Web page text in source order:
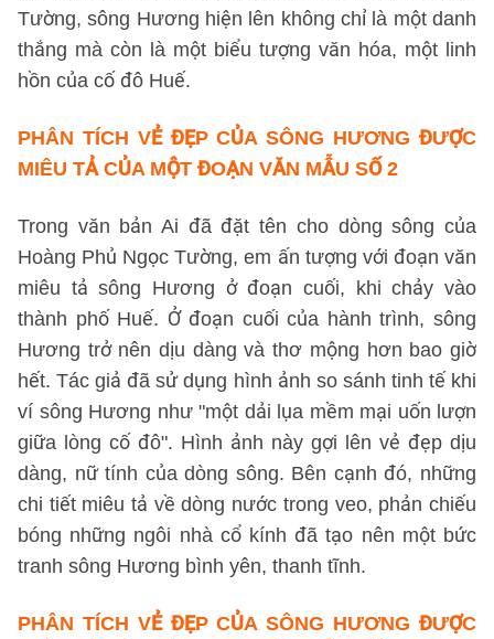
Tường, sông Hương hiện lên không chỉ là một danh
thắng mà còn là một biểu tượng văn hóa, một linh
hồn của cố đô Huế.
PHÂN TÍCH VẺ ĐẸP CỦA SÔNG HƯƠNG ĐƯỢC
MIÊU TẢ CỦA MỘT ĐOẠN VĂN MẪU SỐ 2
Trong văn bản Ai đã đặt tên cho dòng sông của
Hoàng Phủ Ngọc Tường, em ấn tượng với đoạn văn
miêu tả sông Hương ở đoạn cuối, khi chảy vào
thành phố Huế. Ở đoạn cuối của hành trình, sông
Hương trở nên dịu dàng và thơ mộng hơn bao giờ
hết. Tác giả đã sử dụng hình ảnh so sánh tinh tế khi
ví sông Hương như "một dải lụa mềm mại uốn lượn
giữa lòng cố đô". Hình ảnh này gợi lên vẻ đẹp dịu
dàng, nữ tính của dòng sông. Bên cạnh đó, những
chi tiết miêu tả về dòng nước trong veo, phản chiếu
bóng những ngôi nhà cổ kính đã tạo nên một bức
tranh sông Hương bình yên, thanh tĩnh.
PHÂN TÍCH VẺ ĐẸP CỦA SÔNG HƯƠNG ĐƯỢC